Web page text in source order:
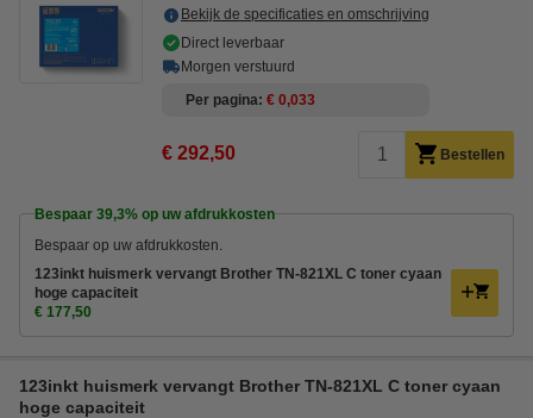
Bekijk de specificaties en omschrijving
Direct leverbaar
Morgen verstuurd
Per pagina € 0,033
€ 292,50 Bestellen
Bespaar 39,3% op uw afdrukkosten
Bespaar op uw afdrukkosten.
123inkt huismerk vervangt Brother TN-821XL C toner cyaan
hoge capaciteit
€ 177,50
123inkt huismerk vervangt Brother TN-821XL C toner cyaan
hoge capaciteit